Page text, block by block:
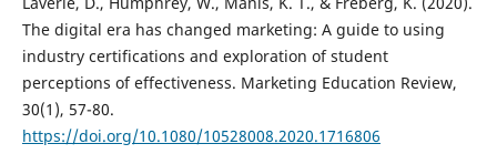
The digital era has changed marketing: A guide to using
industry certifications and exploration of student
perceptions of effectiveness. Marketing Education Review,
30(1), 57-80.
https://doi.org/10.1080/10528008.2020.1716806